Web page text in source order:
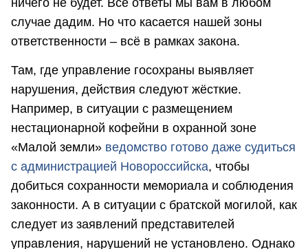
ничего не будет. Все ответы мы вам в любом
случае дадим. Но что касается нашей зоны
ответственности – всё в рамках закона.
Там, где управление госохраны выявляет
нарушения, действия следуют жёсткие.
Например, в ситуации с размещением
нестационарной кофейни в охранной зоне
«Малой земли» ведомство готово даже судиться
с администрацией Новороссийска, чтобы
добиться сохранности мемориала и соблюдения
законности. А в ситуации с братской могилой, как
следует из заявлений представителей
управления, нарушений не установлено. Однако